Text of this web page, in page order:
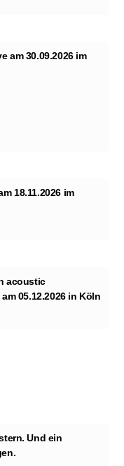
am 30.09.2026 im
18.11.2026 im
acoustic
05.12.2026 in Köln
Und ein